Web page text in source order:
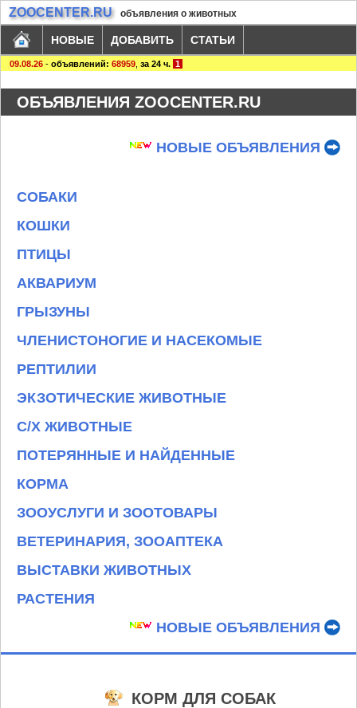
ZOOCENTER.RU объявления о животных
НОВЫЕ ДОБАВИТЬ СТАТЬИ
09.08.26 - объявлений: 68959 за 24 ч. 1
ОБЪЯВЛЕНИЯ ZOOCENTER.RU
НОВЫЕ ОБЪЯВЛЕНИЯ
СОБАКИ
КОШКИ
ПТИЦЫ
АКВАРИУМ
ГРЫЗУНЫ
ЧЛЕНИСТОНОГИЕ И НАСЕКОМЫЕ
РЕПТИЛИИ
ЭКЗОТИЧЕСКИЕ ЖИВОТНЫЕ
С/Х ЖИВОТНЫЕ
ПОТЕРЯННЫЕ И НАЙДЕННЫЕ
КОРМА
ЗООУСЛУГИ И ЗООТОВАРЫ
ВЕТЕРИНАРИЯ, ЗООАПТЕКА
ВЫСТАВКИ ЖИВОТНЫХ
РАСТЕНИЯ
НОВЫЕ ОБЪЯВЛЕНИЯ
КОРМ ДЛЯ СОБАК